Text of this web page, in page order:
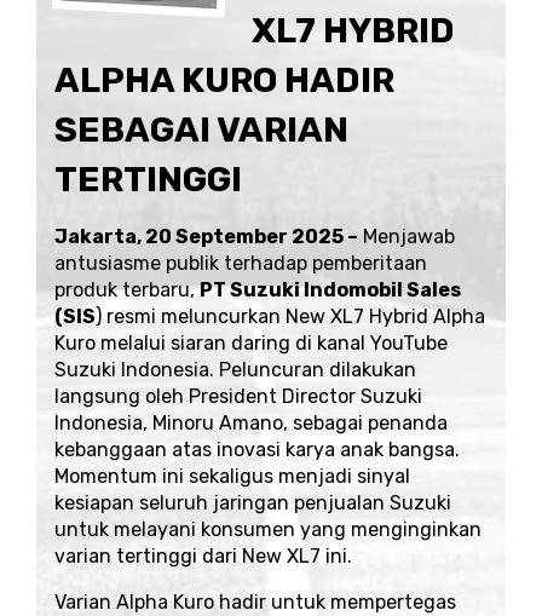
XL7 HYBRID
ALPHA KURO HADIR
SEBAGAI VARIAN
TERTINGGI
Jakarta, 20 September 2025 – Menjawab
antusiasme publik terhadap pemberitaan
produk terbaru,PT Suzuki Indomobil Sales
(SIS) resmi meluncurkan New XL7 Hybrid Alpha
Kuro melalui siaran daring di kanal YouTube
Suzuki Indonesia. Peluncuran dilakukan
langsung oleh President Director Suzuki
Indonesia, Minoru Amano, sebagai penanda
kebanggaan atas inovasi karya anak bangsa.
Momentum ini sekaligus menjadi sinyal
kesiapan seluruh jaringan penjualan Suzuki
untuk melayani konsumen yang menginginkan
varian tertinggi dari New XL7 ini.
Varian Alpha Kuro hadir untuk mempertegas